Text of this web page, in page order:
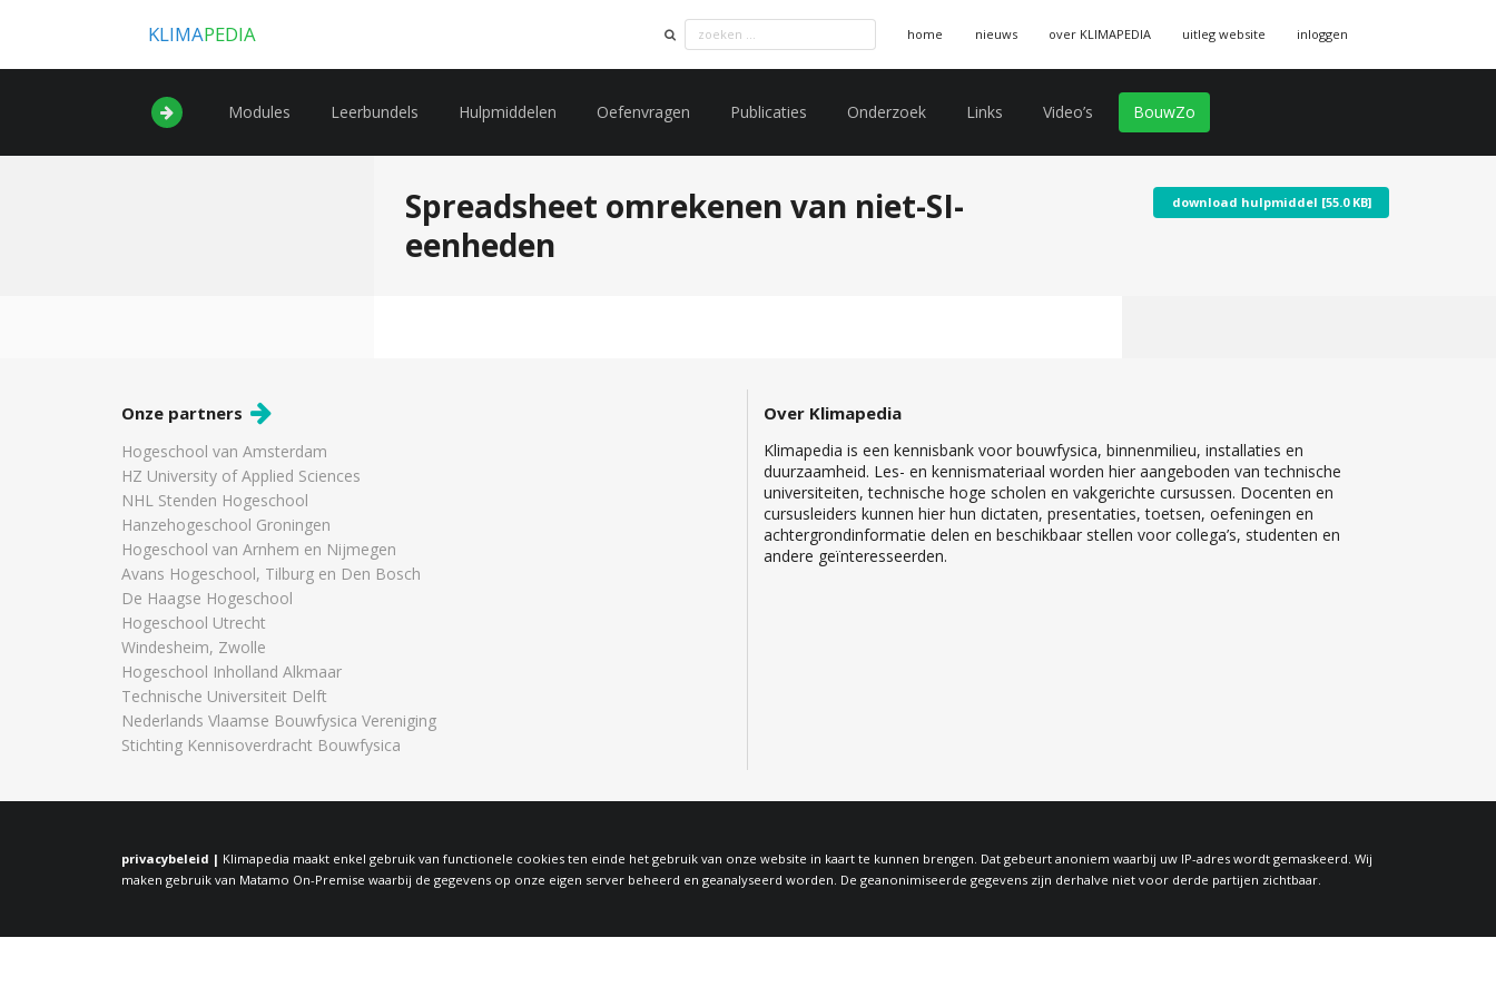
KLIMAPEDIA home nieuws over KLIMAPEDIA uitleg website inloggen
Modules Leerbundels Hulpmiddelen Oefenvragen Publicaties Onderzoek Links Video’s BouwZo
Spreadsheet omrekenen van niet-SI-
eenheden
download hulpmiddel [55.0 KB]
Onze partners
Hogeschool van Amsterdam
HZ University of Applied Sciences
NHL Stenden Hogeschool
Hanzehogeschool Groningen
Hogeschool van Arnhem en Nijmegen
Avans Hogeschool, Tilburg en Den Bosch
De Haagse Hogeschool
Hogeschool Utrecht
Windesheim, Zwolle
Hogeschool Inholland Alkmaar
Technische Universiteit Delft
Nederlands Vlaamse Bouwfysica Vereniging
Stichting Kennisoverdracht Bouwfysica
Over Klimapedia
Klimapedia is een kennisbank voor bouwfysica, binnenmilieu, installaties en
duurzaamheid. Les- en kennismateriaal worden hier aangeboden van technische
universiteiten, technische hoge scholen en vakgerichte cursussen. Docenten en
cursusleiders kunnen hier hun dictaten, presentaties, toetsen, oefeningen en
achtergrondinformatie delen en beschikbaar stellen voor collega’s, studenten en
andere geïnteresseerden.
privacybeleid | Klimapedia maakt enkel gebruik van functionele cookies ten einde het gebruik van onze website in kaart te kunnen brengen. Dat gebeurt anoniem waarbij uw IP-adres wordt gemaskeerd. Wij
maken gebruik van Matamo On-Premise waarbij de gegevens op onze eigen server beheerd en geanalyseerd worden. De geanonimiseerde gegevens zijn derhalve niet voor derde partijen zichtbaar.